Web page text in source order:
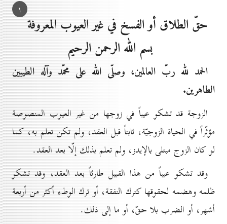
۱
حقّ الطلاق أو الفسخ في غير العيوب المعروفة
بسم الله الرحمن الرحيم
الحمد لله ربّ العالمين، وصلّى الله على محمّد وآله الطيبين
الطاهرين.
الزوجة قد تشكو عيباً في زوجها من غير العيوب المنصوصة
مؤثّراً في الحياة الزوجيّة، ثابتاً قبل العقد، ولم تكن تعلم به، كما
لو كان الزوج مبتلى بالإيدز، ولم تعلم بذلك إلّا بعد العقد.
وقد تشكو عيباً من هذا القبيل طارئاً بعد العقد، وقد تشكو
ظلمه وهضمه لحقوقها كترك النفقة، أو ترك الوطء أكثر من أربعة
أشهر، أو الضرب بلا حقّ، أو ما إلى ذلك.